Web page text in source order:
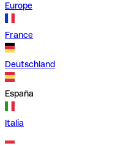
Europe
France
Deutschland
España
Italia